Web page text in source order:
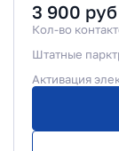
3 900 руб
Кол-во
Штатные
Активация